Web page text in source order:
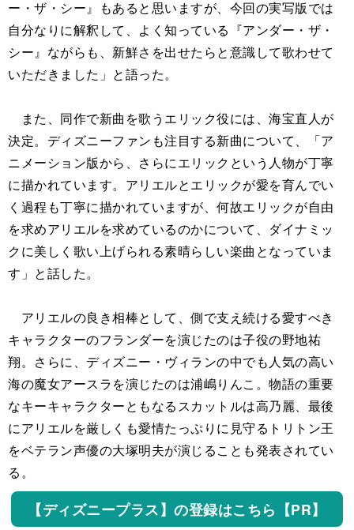
ー・ザ・シー』もあると思いますが、今回の実写版では
自分なりに解釈して、よく知っている『アンダー・ザ・
シー』ながらも、新鮮さを出せたらと意識して歌わせて
いただきました」と語った。
また、同作で新曲を歌うエリック役には、海宝直人が
決定。ディズニーファンも注目する新曲について、「ア
ニメーション版から、さらにエリックという人物が丁寧
に描かれています。アリエルとエリックが愛を育んでい
く過程も丁寧に描かれていますが、何故エリックが自由
を求めアリエルを求めているのかについて、ダイナミッ
クに美しく歌い上げられる素晴らしい楽曲となっていま
す」と話した。
アリエルの良き相棒として、側で支え続ける愛すべき
キャラクターのフランダーを演じたのは子役の野地祐
翔。さらに、ディズニー・ヴィランの中でも人気の高い
海の魔女アースラを演じたのは浦嶋りんこ。物語の重要
なキーキャラクターともなるスカットルは高乃麗、最後
にアリエルを厳しくも愛情たっぷりに見守るトリトン王
をベテラン声優の大塚明夫が演じることも発表されてい
る。
【ディズニープラス】の登録はこちら【PR】